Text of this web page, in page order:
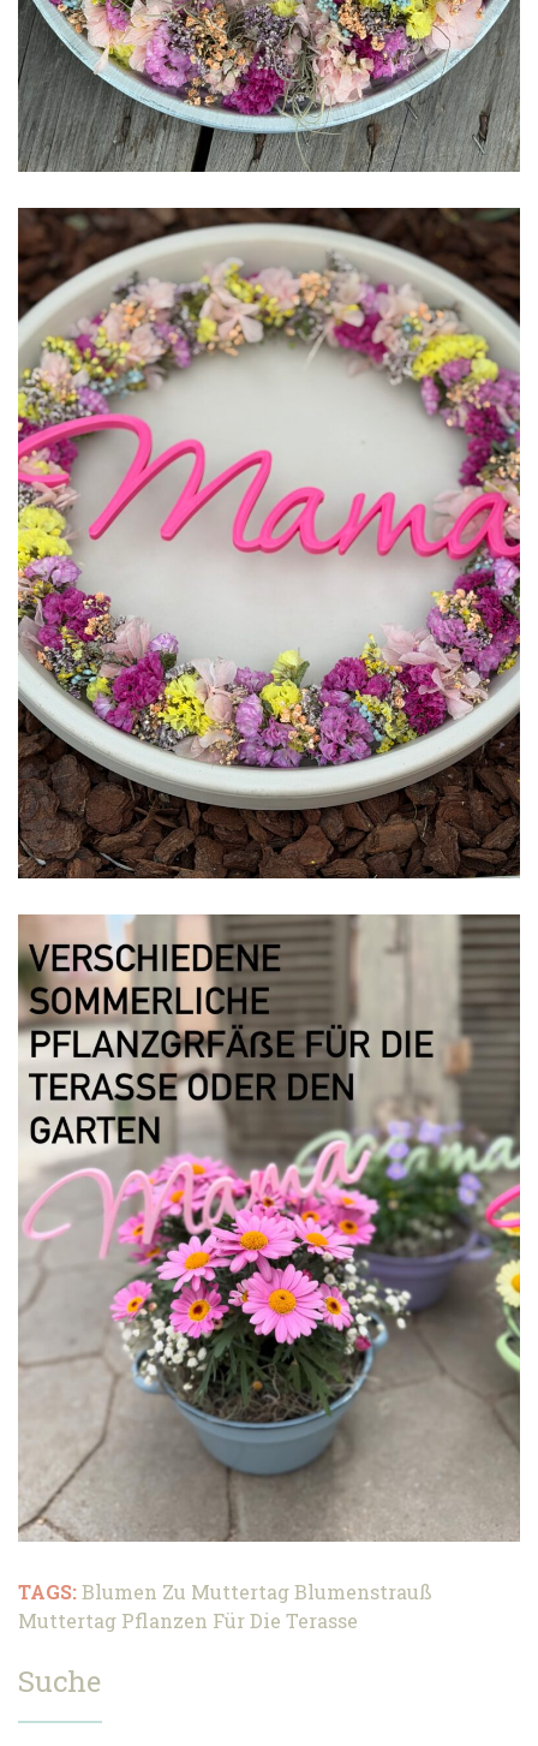
TAGS:Blumen Zu MuttertagBlumenstrauß
Muttertag Pflanzen Für Die Terasse
Suche